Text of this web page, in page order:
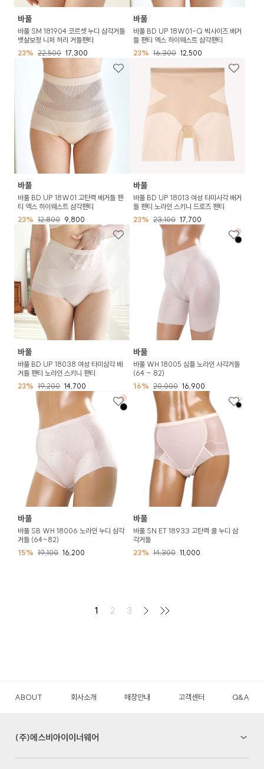
바풀
바풀 SM 181904 코르셋 누디 삼각거들
뱃살보정 니퍼 허리 거들팬티
23% 22,500 17,300
바풀
바풀 BD UP 18W01-Q 빅사이즈 배거
들 팬티 엑스 하이웨스트 삼각팬티
23% 16,300 12,500
바풀
바풀 BD UP 18W01 고탄력 배거들 팬
티 엑스 하이웨스트 삼각팬티
23% 12,800 9,800
바풀
바풀 BD UP 18013 여성 타미사각 배거
들 팬티 노라인 스키니 드로즈 팬티
23% 23,100 17,700
바풀
바풀 BD UP 18038 여성 타미삼각 배
거들 팬티 노라인 스키니 팬티
23% 19,200 14,700
바풀
바풀 WH 18005 심플 노라인 사각거들
(64 ~ 82)
16% 20,000 16,900
바풀
바풀 SB WH 18006 노라인 누디 삼각
거들 (64~82)
15% 19,100 16,200
바풀
바풀 SN ET 18933 고탄력 쿨 누디 삼
각거들
23% 14,300 11,000
1 2 3
ABOUT 회사소개 매장안내 고객센터 Q&A
(주)에스비아이이너웨어